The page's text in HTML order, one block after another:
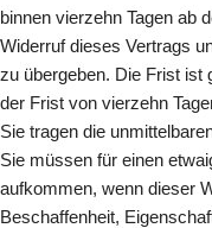
binnen vierzehn Tagen ab
Widerruf dieses Vertrags
zu übergeben. Die Frist ist
der Frist von vierzehn
Sie tragen die
Sie müssen für einen
aufkommen, wenn dieser
Beschaffenheit,